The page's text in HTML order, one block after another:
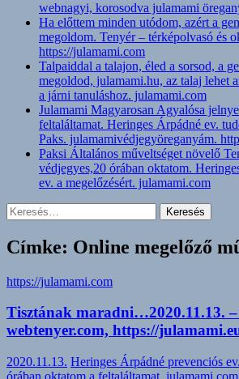
webnagyi, korosodva julamami
Ha előttem minden utódom, azért a
megoldom. Tenyér – térképolvasó és
https://julamami.com
Talpaiddal a talajon, éled a sorsod, a
megoldod, julamami.hu, az talaj lehet
a járni tanuláshoz. julamami.com
Julamami Magyarosan Agyalósa
feltaláltamat. Heringes Árpádné ev.
Paks. julamamivédjegyöreganyám.
Paksi Általános műveltséget növelő
védjegyes,20 órában oktatom.
ev. a megelőzésért. julamami.com
Keresés:
Címke: Online megelőző
https://julamami.com
Tisztának maradni…2020.11.13. –
webtenyer.com, https://
2020.11.13. Heringes Árpádné prevenciós